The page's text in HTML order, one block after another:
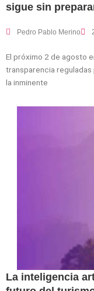
sigue sin
Pedro Pablo Merino
El próximo 2 de agosto
transparencia reguladas
la inminente
La inteligencia